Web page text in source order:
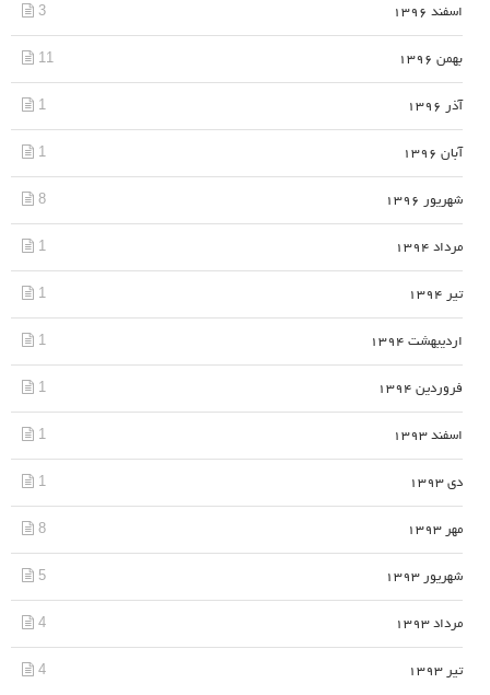
اسفند 1396 3
بهمن 1396 11
آذر 1396 1
آبان 1396 1
شهریور 1396 8
مرداد 1394 1
تیر 1394 1
اردیبهشت 1394 1
فروردین 1394 1
اسفند 1393 1
دی 1393 1
مهر 1393 8
شهریور 1393 5
مرداد 1393 4
تیر 1393 4